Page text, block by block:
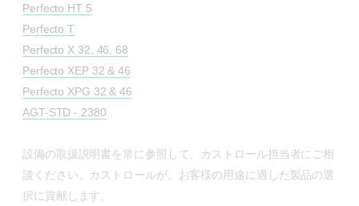
Perfecto HT 5
Perfecto T
Perfecto X 32, 46, 68
Perfecto XEP 32 & 46
Perfecto XPG 32 & 46
AGT-STD - 2380
設備の取扱説明書を常に参照して、カストロール担当者にご相
談ください。カストロールが、お客様の用途に適した製品の選
択に貢献します。